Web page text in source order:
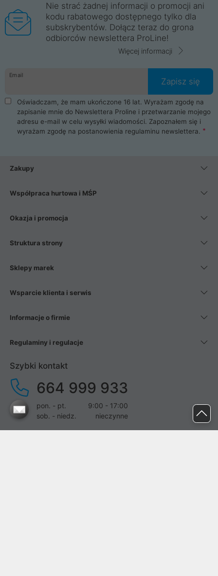
Nie strać żadnej informacji o promocji ani
kodu rabatowego dostępnego tylko dla
subskrybentów. Dołącz teraz do grona
odbiorców newslettera ProLine!
Więcej informacji
Email
Zapisz się
Oświadczam, że mam ukończone 16 lat. Wyrażam zgodę na
zapisanie mnie do Newslettera Proline i przetwarzanie mojego
adresu e-mail w celu wysyłki wiadomości. Zapoznałem się i
wyrażam zgodę na postanowienia regulaminu newslettera.
Zakupy
Współpraca hurtowa i MŚP
Okazja i promocja
Struktura strony
Sklepy marek
Wsparcie klienta i serwis
Informacje o firmie
Regulaminy i regulacje
Szybki kontakt
664 999 933
pon. - pt.
9:00 - 17:00
sob. - niedz.
nieczynne